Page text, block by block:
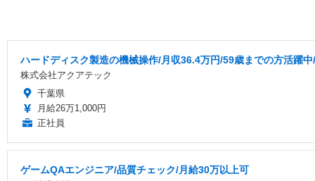
ハードディスク製造の機械操作/月収36.4万円/59歳までの方活躍
株式会社アクアテック
千葉県
月給26万1,000円
正社員
ゲームQAエンジニア/品質チェック/月給30万以上可